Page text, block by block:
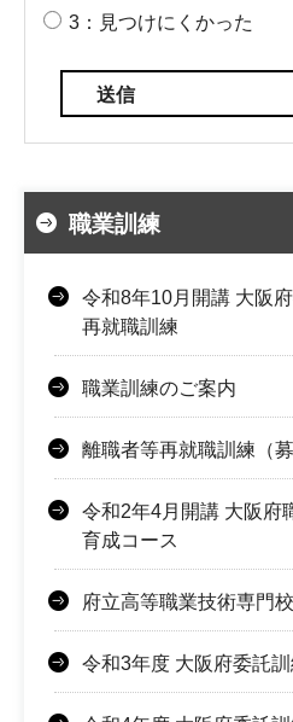
3：見つけにくかった
職業訓練
令和8年10月開講 大阪
再就職訓練
職業訓練のご案内
離職者等再就職訓練（
令和2年4月開講 大阪府
育成コース
府立高等職業技術専門
令和3年度 大阪府委託